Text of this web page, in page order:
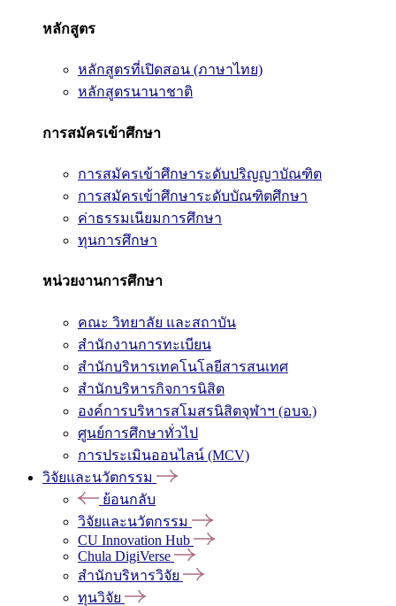
หลักสูตร
หลักสูตรที่เปิดสอน (ภาษาไทย)
หลักสูตรนานาชาติ
การสมัครเข้าศึกษา
การสมัครเข้าศึกษาระดับปริญญาบัณฑิต
การสมัครเข้าศึกษาระดับบัณฑิตศึกษา
ค่าธรรมเนียมการศึกษา
ทุนการศึกษา
หน่วยงานการศึกษา
คณะ วิทยาลัย และสถาบัน
สำนักงานการทะเบียน
สำนักบริหารเทคโนโลยีสารสนเทศ
สำนักบริหารกิจการนิสิต
องค์การบริหารสโมสรนิสิตจุฬาฯ (อบจ.)
ศูนย์การศึกษาทั่วไป
การประเมินออนไลน์ (MCV)
วิจัยและนวัตกรรม
ย้อนกลับ
วิจัยและนวัตกรรม
CU Innovation Hub
Chula DigiVerse
สำนักบริหารวิจัย
ทุนวิจัย